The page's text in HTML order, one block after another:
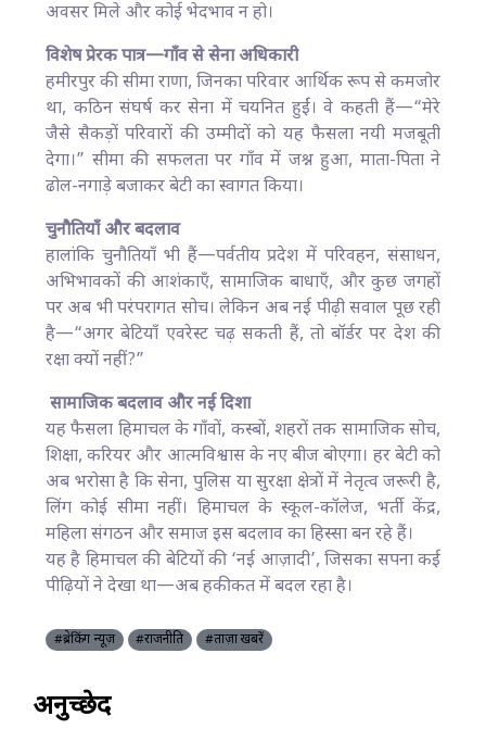
अवसर मिले और कोई भेदभाव न हो।
विशेष प्रेरक पात्र—गाँव से सेना अधिकारी
हमीरपुर की सीमा राणा, जिनका परिवार आर्थिक रूप से कमजोर
था, कठिन संघर्ष कर सेना में चयनित हुईं। वे कहती हैं—“मेरे
जैसे सैकड़ों परिवारों की उम्मीदों को यह फैसला नयी मजबूती
देगा।” सीमा की सफलता पर गाँव में जश्न हुआ, माता-पिता ने
ढोल-नगाड़े बजाकर बेटी का स्वागत किया।
चुनौतियाँ और बदलाव
हालांकि चुनौतियाँ भी हैं—पर्वतीय प्रदेश में परिवहन, संसाधन,
अभिभावकों की आशंकाएँ, सामाजिक बाधाएँ, और कुछ जगहों
पर अब भी परंपरागत सोच। लेकिन अब नई पीढ़ी सवाल पूछ रही
है—“अगर बेटियाँ एवरेस्ट चढ़ सकती हैं, तो बॉर्डर पर देश की
रक्षा क्यों नहीं?”
सामाजिक बदलाव और नई दिशा
यह फैसला हिमाचल के गाँवों, कस्बों, शहरों तक सामाजिक सोच,
शिक्षा, करियर और आत्मविश्वास के नए बीज बोएगा। हर बेटी को
अब भरोसा है कि सेना, पुलिस या सुरक्षा क्षेत्रों में नेतृत्व जरूरी है,
लिंग कोई सीमा नहीं। हिमाचल के स्कूल-कॉलेज, भर्ती केंद्र,
महिला संगठन और समाज इस बदलाव का हिस्सा बन रहे हैं।
यह है हिमाचल की बेटियों की ‘नई आज़ादी’, जिसका सपना कई
पीढ़ियों ने देखा था—अब हकीकत में बदल रहा है।
#ब्रेकिंग न्यूज़ #राजनीति #ताज़ा खबरें
अनुच्छेद